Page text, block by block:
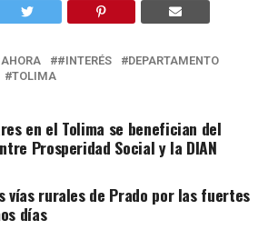
#INTERÉS
DEPARTAMENTO
TOLIMA
en el Tolima se benefician del
Prosperidad Social y la DIAN
vías rurales de Prado por las fuertes
días